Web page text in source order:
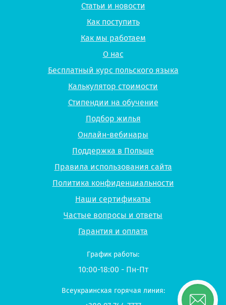
Статьи и новости
Как поступить
Как мы работаем
О нас
Бесплатный курс польского языка
Калькулятор стоимости
Стипендии на обучение
Подбор жилья
Онлайн-вебинары
Поддержка в Польше
Правила использования сайта
Политика конфиденциальности
Наши сертификаты
Частые вопросы и ответы
Гарантия и оплата
График работы:
10:00-18:00 - Пн-Пт
Всеукраинская горячая линия: